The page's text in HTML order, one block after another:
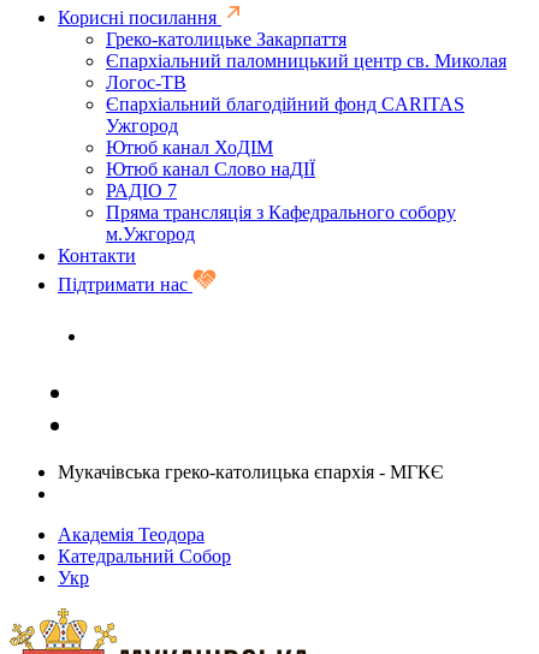
Корисні посилання
Греко-католицьке Закарпаття
Єпархіальний паломницький центр св. Миколая
Логос-ТВ
Єпархіальний благодійний фонд CARITAS
Ужгород
Ютюб канал ХоДІМ
Ютюб канал Слово наДІЇ
РАДІО 7
Пряма трансляція з Кафедрального собору
м.Ужгород
Контакти
Підтримати нас
Мукачівська греко-католицька єпархія - МГКЄ
Академія Теодора
Катедральний Собор
Укр